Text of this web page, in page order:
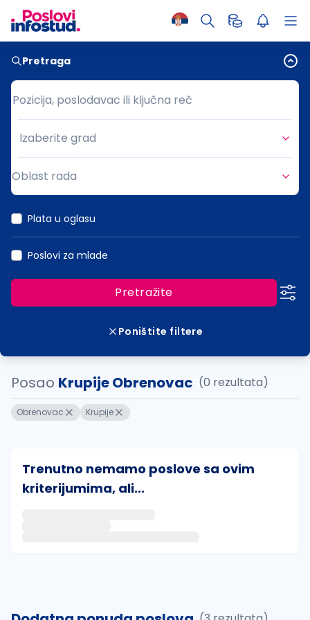
Pretraga
Pozicija, poslodavac ili ključna reč
Pozicija, poslodavac ili ključna reč
Grad
Izaberite grad
Oblast rada
Plata u oglasu
Poslovi za mlade
Pretražite
Poništite filtere
Posao Krupije Obrenovac (0 rezultata)
Obrenovac Krupije
Trenutno nemamo poslove sa ovim
kriterijumima, ali...